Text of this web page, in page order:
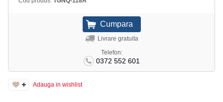
Livrare gratuita
Telefon:
0372 552 601
Adauga in wishlist